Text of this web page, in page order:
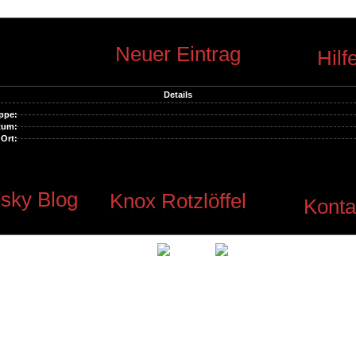
Neuer Eintrag
Details
Ort:
Blog Knox Rotzlöffel